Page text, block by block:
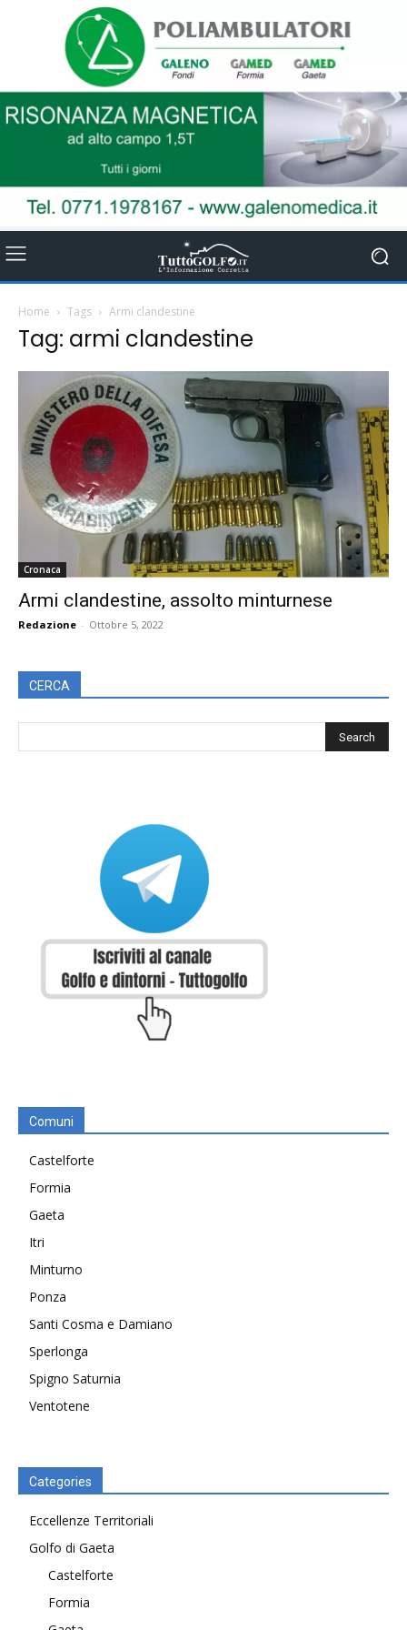
Home Tags Armi clandestine
Tag: armi clandestine
Cronaca
Armi clandestine, assolto minturnese
Redazione - Ottobre 5, 2022
CERCA
Comuni
Castelforte
Formia
Gaeta
Itri
Minturno
Ponza
Santi Cosma e Damiano
Sperlonga
Spigno Saturnia
Ventotene
Categories
Eccellenze Territoriali
Golfo di Gaeta
Castelforte
Formia